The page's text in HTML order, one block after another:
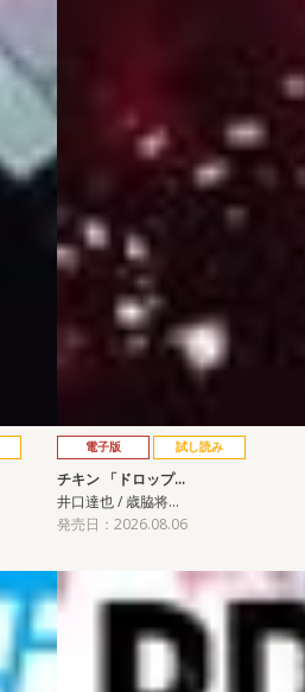
電子版 試し読み
チキン 「ドロップ…
井口達也 / 歳脇将…
発売日：2026.08.06